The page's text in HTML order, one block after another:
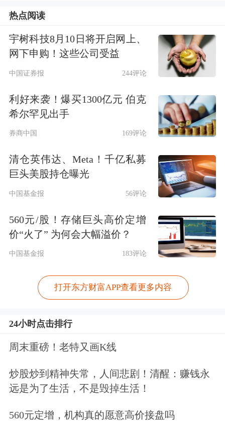
热点阅读
宇树科技8月10日将开启网上、
网下申购！这些公司受益
中国证券报 244评论
利好来袭！爆买1300亿元 伯克
希尔罕见出手
券商中国 169评论
清仓英伟达、Meta！千亿私募
巨头美股持仓曝光
中国基金报 56评论
560元/股！存储巨头高价定增
价“火了” 为何会大幅溢价？
中国基金报 183评论
打开东方财富APP查看更多内容
24小时点击排行
周末重磅！老特又画K线
炒股炒到精神失常，人间悲剧！清醒：赚钱永
远是为了生活，不是毁掉生活！
560元定增，机构真的愿意高价接盘吗